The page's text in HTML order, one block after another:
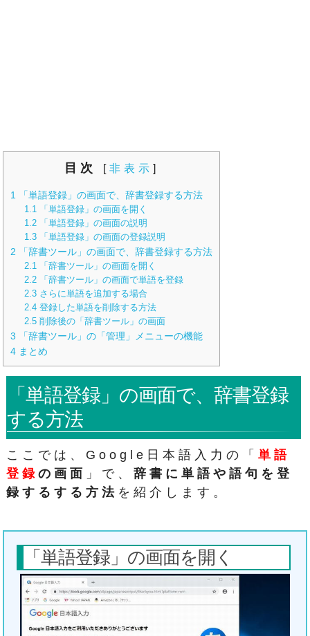
目次 [ 非表示 ]
1 「単語登録」の画面で、辞書登録する方法
1.1「単語登録」の画面を開く
1.2「単語登録」の画面の説明
1.3「単語登録」の画面の登録説明
2 「辞書ツール」の画面で、辞書登録する方法
2.1「辞書ツール」の画面を開く
2.2「辞書ツール」の画面で単語を登録
2.3さらに単語を追加する場合
2.4登録した単語を削除する方法
2.5削除後の「辞書ツール」の画面
3 「辞書ツール」の「管理」メニューの機能
4 まとめ
「単語登録」の画面で、辞書登録
する方法
ここでは、Google日本語入力の「単語
登録の画面 」で、辞書に単語や語句を登
録するする方法 を紹介します。
「単語登録」の画面を開く